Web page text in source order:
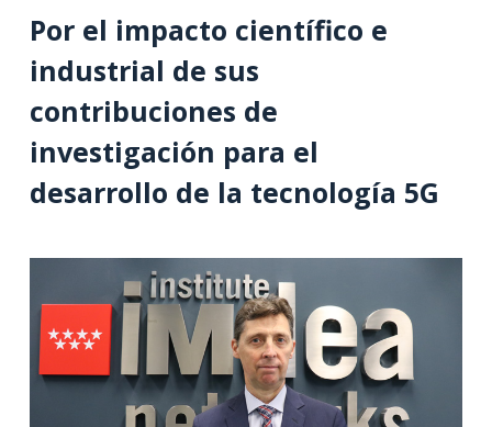
oPor el impacto científico e
industrial de sus
contribuciones de
investigación para el
desarrollo de la tecnología 5G